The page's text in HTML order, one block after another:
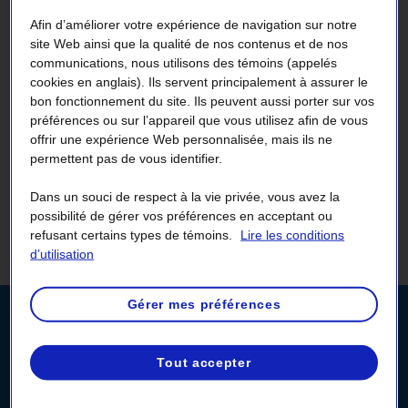
nom (procuration), à partir de votre
Espace client !
Tous vos comptes et vos factures
en quelques clics
Deux outils à portée de main : votre Espace client et l’outil
de recherche multicompte vous permettent de consulter
vos factures et vos comptes en un rien de temps !
L’accès direct à toutes
vos informations
Afin d’améliorer votre expérience de navigation sur notre
site Web ainsi que la qualité de nos contenus et de nos
communications, nous utilisons des témoins (appelés
cookies en anglais). Ils servent principalement à assurer le
bon fonctionnement du site. Ils peuvent aussi porter sur vos
préférences ou sur l’appareil que vous utilisez afin de vous
offrir une expérience Web personnalisée, mais ils ne
permettent pas de vous identifier.
Dans un souci de respect à la vie privée, vous avez la
possibilité de gérer vos préférences en acceptant ou
refusant certains types de témoins.
Lire les conditions
d’utilisation
Gérer mes préférences
Tout accepter